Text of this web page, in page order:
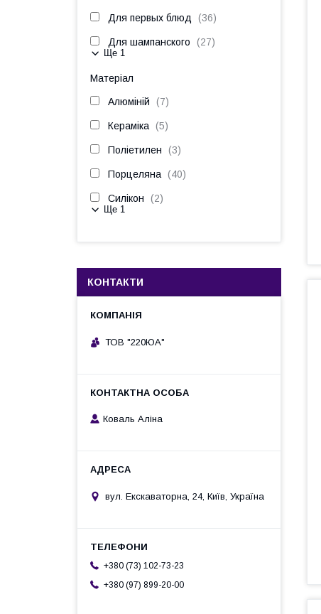
Для первых блюд 36
Для шампанского 27
Ще 1
Матеріал
Алюміній 7
Кераміка 5
Поліетилен 3
Порцеляна 40
Силікон 2
Ще 1
КОНТАКТИ
ТОВ "220ЮА"
Коваль Аліна
вул. Екскаваторна, 24, Київ, Україна
+380 (73) 102-73-23
+380 (97) 899-20-00